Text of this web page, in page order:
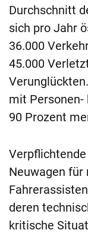
Durchschnitt
sich pro Jahr
36.000
45.000
mit Personen-
90 Prozent
Neuwagen für
deren
kritische